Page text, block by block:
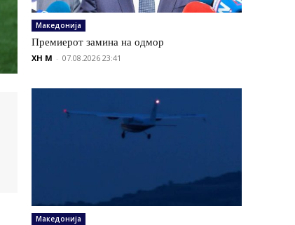
Македонија
Премиерот замина на одмор
XH M - 07.08.2026 23:41
Македонија